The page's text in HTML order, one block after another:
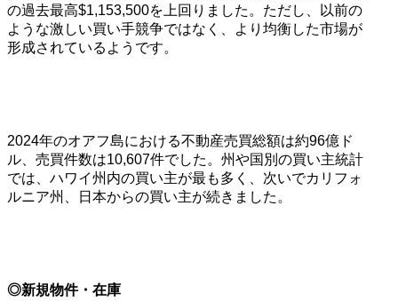
の過去最高$1,153,500を上回りました。ただし、以前の
ような激しい買い手競争ではなく、より均衡した市場が
形成されているようです。
2024年のオアフ島における不動産売買総額は約96億ド
ル、売買件数は10,607件でした。州や国別の買い主統計
では、ハワイ州内の買い主が最も多く、次いでカリフォ
ルニア州、日本からの買い主が続きました。
◎新規物件・在庫